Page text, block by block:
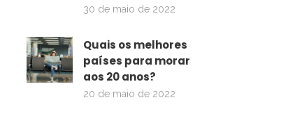
30 de maio de 2022
Quais os melhores
países para morar
aos 20 anos?
20 de maio de 2022